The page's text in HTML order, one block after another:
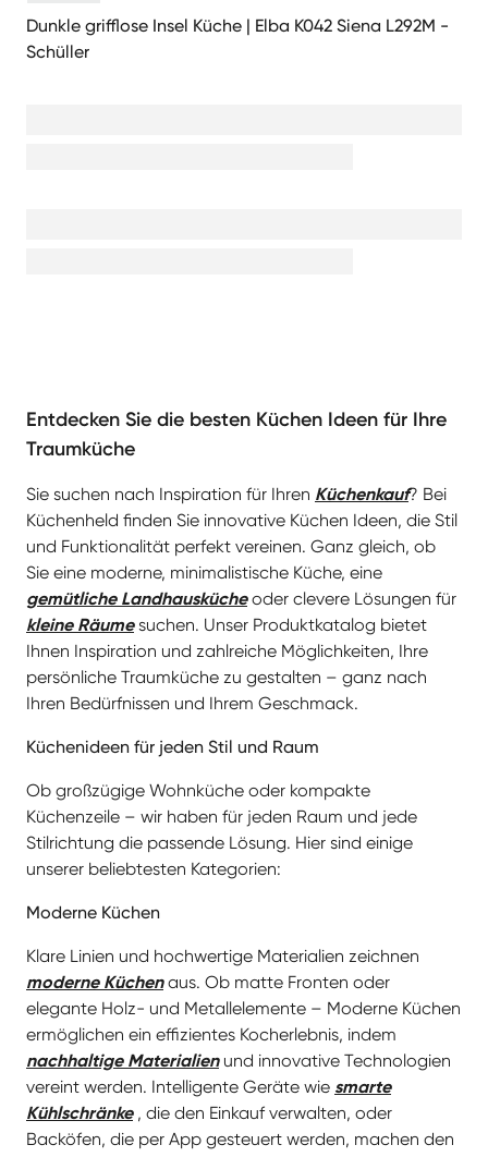
Dunkle grifflose Insel Küche | Elba K042 Siena L292M -
Schüller
kleine Räume suchen. Unser Produktkatalog bietet
Ihnen Inspiration und zahlreiche Möglichkeiten, Ihre
Ihren Bedürfnissen und Ihrem Geschmack.
Küchenideen für jeden Stil und Raum
Ob großzügige Wohnküche oder kompakte
Küchenzeile – wir haben für jeden Raum und jede
Stilrichtung die passende Lösung. Hier sind einige
unserer beliebtesten Kategorien:
Moderne Küchen
Klare Linien und hochwertige Materialien zeichnen
elegante Holz- und Metallelemente – Moderne Küchen
ermöglichen ein effizientes Kocherlebnis, indem
nachhaltige Materialien und innovative Technologien
vereint werden. Intelligente Geräte wie
Kühlschränke , die den Einkauf verwalten, oder
Alltag einfacher. Auch innovative
Beleuchtungssysteme, die mit Bewegungsmeldern
oder Sprachsteuerung arbeiten, schaffen eine perfekte
Arbeits- und Wohlfühlatmosphäre.
Landhausküchen
Ein zeitloser Klassiker für ein gemütliches Zuhause.
Landhausküchen schaffen durch warme Farben und